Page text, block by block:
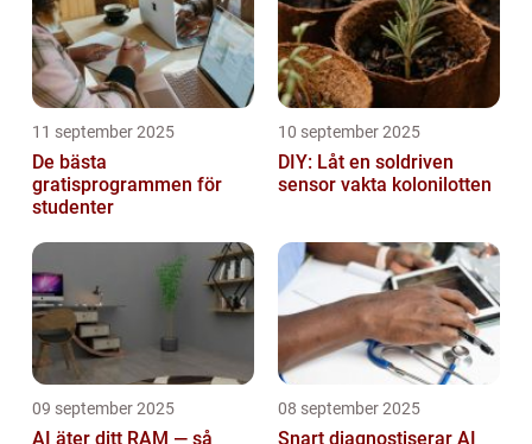
11 september 2025
De bästa
gratisprogrammen för
studenter
10 september 2025
DIY: Låt en soldriven
sensor vakta kolonilotten
09 september 2025
AI äter ditt RAM — så
08 september 2025
Snart diagnostiserar AI